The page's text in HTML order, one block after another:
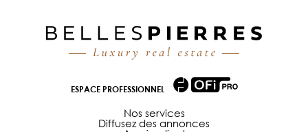
ESPACE PROFESSIONNEL
Nos services
Diffusez des annonces